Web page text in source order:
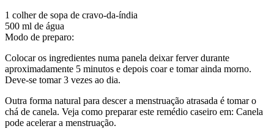
1 colher de sopa de cravo-da-índia
500 ml de água
Modo de preparo:
Colocar os ingredientes numa panela deixar ferver durante
aproximadamente 5 minutos e depois coar e tomar ainda morno.
Deve-se tomar 3 vezes ao dia.
Outra forma natural para descer a menstruação atrasada é tomar o
chá de canela. Veja como preparar este remédio caseiro em: Canela
pode acelerar a menstruação.